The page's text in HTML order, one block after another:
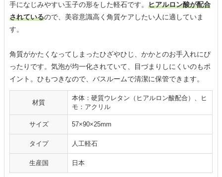
手になじみやすい玉子の形をした軽石です。 ヒアルロン酸が配合
されているので、美容意識高く角質ケアしたい人に適していま
す。
角質がかたくなってしまったひざやひじ、かかとのお手入れにぴ
ったりです。気泡が均一化されていて、目づまりしにくいのもポ
イント。ひもつきなので、バスルームで清潔に保管できます。
材質
本体：硬質ウレタン（ヒアルロン酸配合）、ヒ
モ：アクリル
サイズ 57×90×25mm
タイプ 人工軽石
生産国 日本